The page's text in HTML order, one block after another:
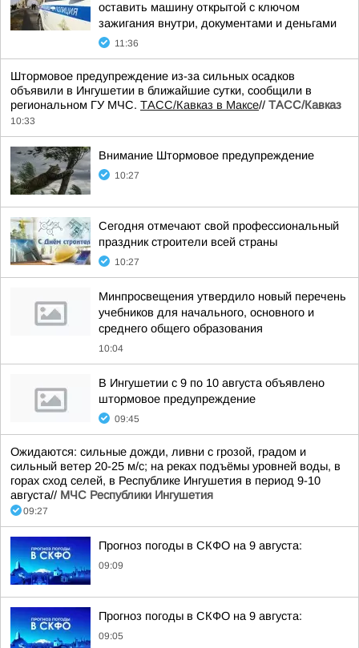
оставить машину открытой с ключом
зажигания внутри, документами и деньгами
11:36
Штормовое предупреждение из-за сильных осадков
объявили в Ингушетии в ближайшие сутки, сообщили в
региональном ГУ МЧС. ТАСС/Кавказ в Максе// ТАСС/Кавказ
10:33
Внимание Штормовое предупреждение
10:27
Сегодня отмечают свой профессиональный
праздник строители всей страны
10:27
Минпросвещения утвердило новый перечень
учебников для начального, основного и
среднего общего образования
10:04
В Ингушетии с 9 по 10 августа объявлено
штормовое предупреждение
09:45
Ожидаются: сильные дожди, ливни с грозой, градом и
сильный ветер 20-25 м/с; на реках подъёмы уровней воды, в
горах сход селей, в Республике Ингушетия в период 9-10
августа// МЧС Республики Ингушетия
09:27
Прогноз погоды в СКФО на 9 августа:
09:09
Прогноз погоды в СКФО на 9 августа:
09:05